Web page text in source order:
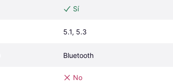
Sí
5.1, 5.3
Bluetooth
No